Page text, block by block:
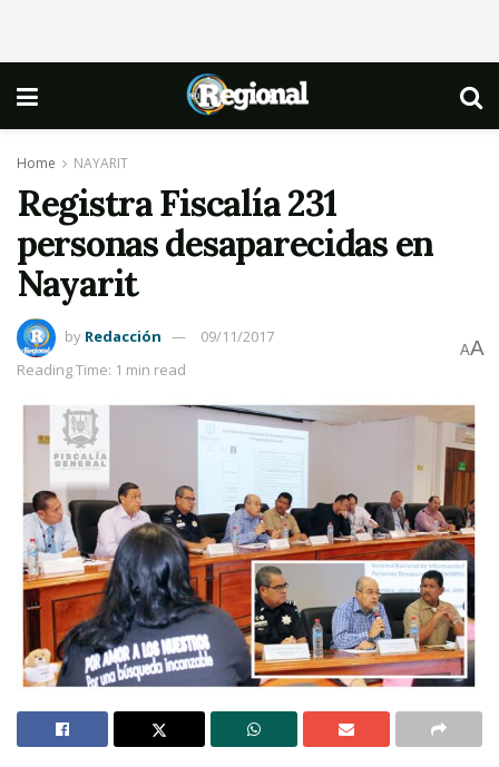
Home NAYARIT
Registra Fiscalía 231
personas desaparecidas en
Nayarit
by Redacción
09/11/2017
Reading Time: 1 min read
AA